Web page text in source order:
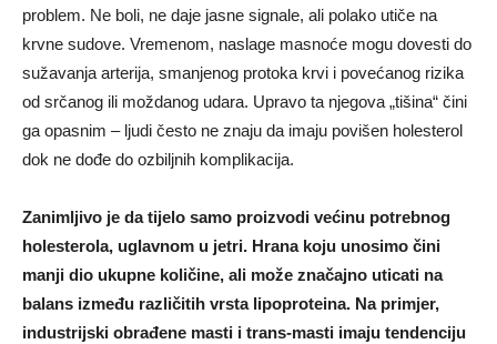
problem. Ne boli, ne daje jasne signale, ali polako utiče na
krvne sudove. Vremenom, naslage masnoće mogu dovesti do
sužavanja arterija, smanjenog protoka krvi i povećanog rizika
od srčanog ili moždanog udara. Upravo ta njegova „tišina“ čini
ga opasnim – ljudi često ne znaju da imaju povišen holesterol
dok ne dođe do ozbiljnih komplikacija.
Zanimljivo je da tijelo samo proizvodi većinu potrebnog
holesterola, uglavnom u jetri. Hrana koju unosimo čini
manji dio ukupne količine, ali može značajno uticati na
balans između različitih vrsta lipoproteina. Na primjer,
industrijski obrađene masti i trans-masti imaju tendenciju